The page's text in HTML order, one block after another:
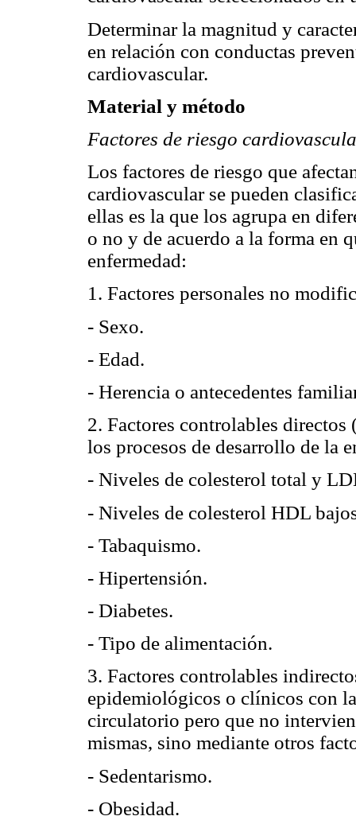
Determinar la magnitud y
en relación con conductas
cardiovascular.
Material y método
Factores de riesgo
Los factores de riesgo que
cardiovascular se pueden
ellas es la que los agrupa en
o no y de acuerdo a la forma en
enfermedad:
1. Factores personales no
- Sexo.
- Edad.
- Herencia o antecedentes
2. Factores controlables
los procesos de desarrollo de la
- Niveles de colesterol total y
- Niveles de colesterol HDL
- Tabaquismo.
- Hipertensión.
- Diabetes.
- Tipo de alimentación.
3. Factores controlables
epidemiológicos o clínicos con
circulatorio pero que no
mismas, sino mediante otros
- Sedentarismo.
- Obesidad.